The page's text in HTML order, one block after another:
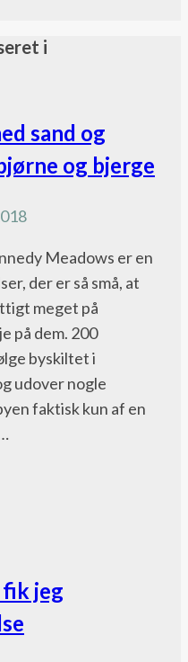
i
sand og
og bjerge
Meadows er en
der er så små, at
meget på
på dem. 200
byskiltet i
udover nogle
faktisk kun af en
fik jeg